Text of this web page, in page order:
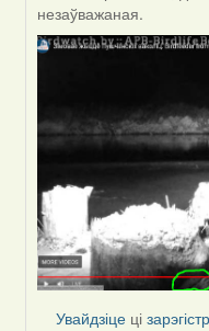
by
Peregrinus
незаўважаная.
Увайдзіце ці